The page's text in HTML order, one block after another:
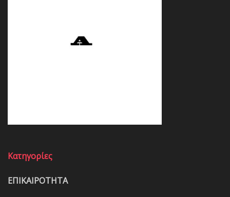
Κατηγορίες
ΕΠΙΚΑΙΡΟΤΗΤΑ